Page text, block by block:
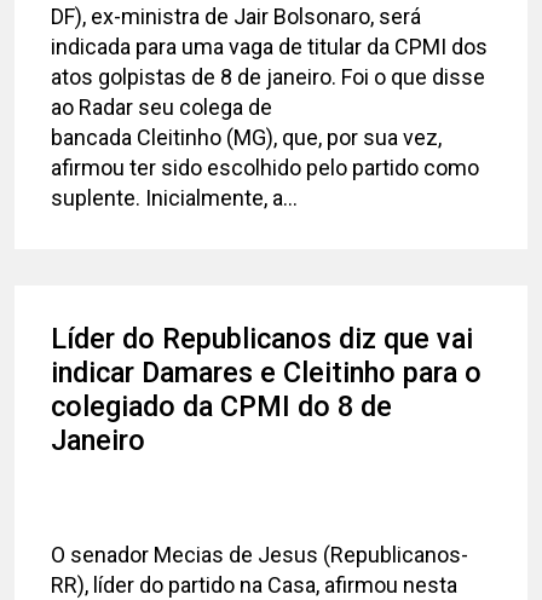
DF), ex-ministra de Jair Bolsonaro, será
indicada para uma vaga de titular da CPMI dos
atos golpistas de 8 de janeiro. Foi o que disse
ao Radar seu colega de
bancada Cleitinho (MG), que, por sua vez,
afirmou ter sido escolhido pelo partido como
suplente. Inicialmente, a...
Líder do Republicanos diz que vai
indicar Damares e Cleitinho para o
colegiado da CPMI do 8 de
Janeiro
O senador Mecias de Jesus (Republicanos-
RR), líder do partido na Casa, afirmou nesta